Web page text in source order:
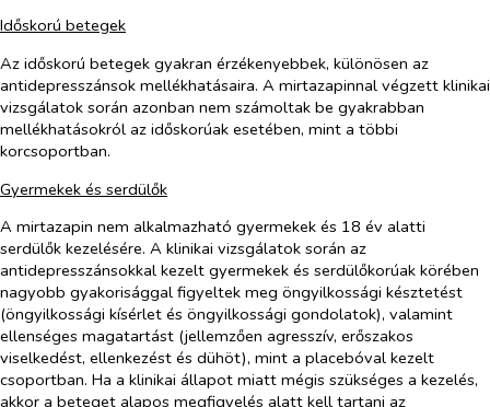
Időskorú betegek
Az időskorú betegek gyakran érzékenyebbek, különösen az
antidepresszánsok mellékhatásaira. A mirtazapinnal végzett klinikai
vizsgálatok során azonban nem számoltak be gyakrabban
mellékhatásokról az időskorúak esetében, mint a többi
korcsoportban.
Gyermekek és serdülők
A mirtazapin nem alkalmazható gyermekek és 18 év alatti
serdülők kezelésére. A klinikai vizsgálatok során az
antidepresszánsokkal kezelt gyermekek és serdülőkorúak körében
nagyobb gyakorisággal figyeltek meg öngyilkossági késztetést
(öngyilkossági kísérlet és öngyilkossági gondolatok), valamint
ellenséges magatartást (jellemzően agresszív, erőszakos
viselkedést, ellenkezést és dühöt), mint a placebóval kezelt
csoportban. Ha a klinikai állapot miatt mégis szükséges a kezelés,
akkor a beteget alapos megfigyelés alatt kell tartani az